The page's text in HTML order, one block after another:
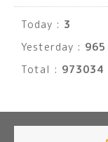
Today : 3
Yesterday : 965
Total : 973034